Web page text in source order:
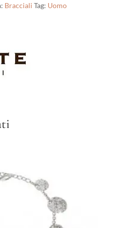
Bracciali Tag: Uomo